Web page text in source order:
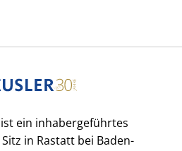
ist ein inhabergeführtes
in Rastatt bei Baden-